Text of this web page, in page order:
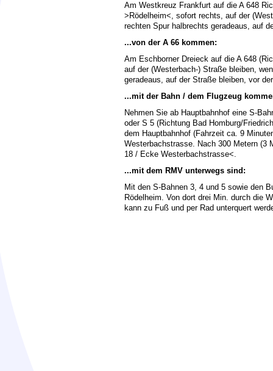
Am Westkreuz Frankfurt auf die A 648
>Rödelheim<, sofort rechts, auf der
rechten Spur halbrechts geradeaus, auf
...von der A 66 kommen:
Am Eschborner Dreieck auf die A 648
auf der (Westerbach-) Straße bleiben,
geradeaus, auf der Straße bleiben, vor
...mit der Bahn / dem Flugzeug
Nehmen Sie ab Hauptbahnhof eine S-
oder S 5 (Richtung Bad Homburg/
dem Hauptbahnhof (Fahrzeit ca. 9
Westerbachstrasse. Nach 300 Metern (3
18 / Ecke Westerbachstrasse<.
...mit dem RMV unterwegs sind:
Mit den S-Bahnen 3, 4 und 5 sowie den
Rödelheim. Von dort drei Min. durch die
kann zu Fuß und per Rad unterquert